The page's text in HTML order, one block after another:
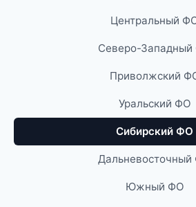
Центральный
Северо-
Приволжский
Уральский ФО
Сибирский ФО
Южный ФО